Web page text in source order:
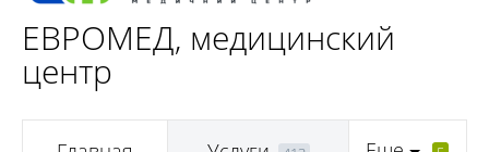
ЕВРОМЕД, медицинский
центр